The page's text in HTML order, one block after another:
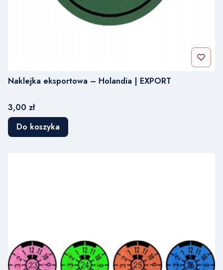
Naklejka eksportowa – Holandia | EXPORT
Cena
3,00 zł
Do koszyka